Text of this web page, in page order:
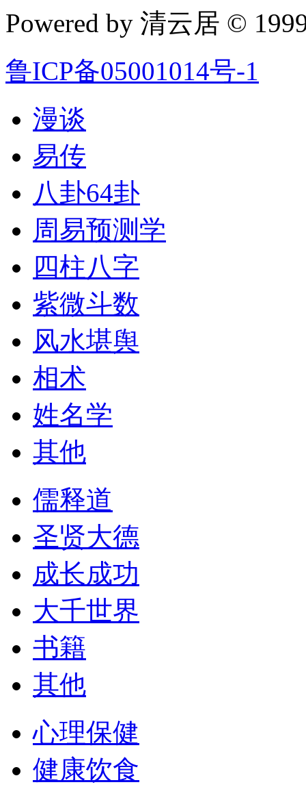
Powered by 清云居 ©
鲁ICP备05001014号-1
漫谈
易传
八卦64卦
周易预测学
四柱八字
紫微斗数
风水堪舆
相术
姓名学
其他
儒释道
圣贤大德
成长成功
大千世界
书籍
其他
心理保健
健康饮食